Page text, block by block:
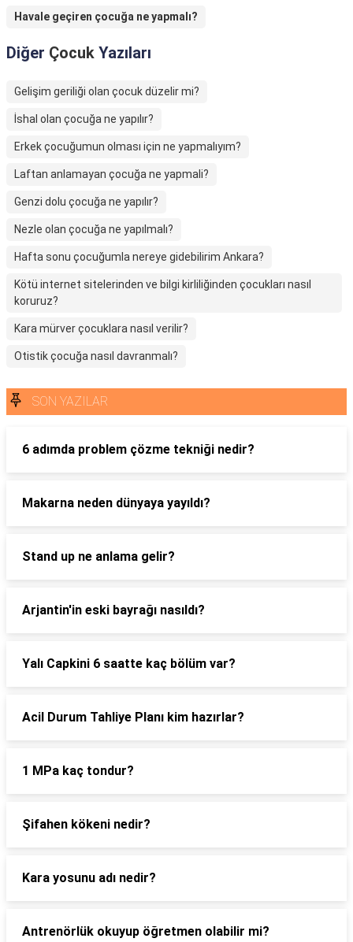
Havale geçiren çocuğa ne yapmalı?
Diğer Çocuk Yazıları
Gelişim geriliği olan çocuk düzelir mi?
İshal olan çocuğa ne yapılır?
Erkek çocuğumun olması için ne yapmalıyım?
Laftan anlamayan çocuğa ne yapmali?
Genzi dolu çocuğa ne yapılır?
Nezle olan çocuğa ne yapılmalı?
Hafta sonu çocuğumla nereye gidebilirim Ankara?
Kötü internet sitelerinden ve bilgi kirliliğinden çocukları nasıl
koruruz?
Kara mürver çocuklara nasıl verilir?
Otistik çocuğa nasıl davranmalı?
SON YAZILAR
6 adımda problem çözme tekniği nedir?
Makarna neden dünyaya yayıldı?
Stand up ne anlama gelir?
Arjantin'in eski bayrağı nasıldı?
Yalı Capkini 6 saatte kaç bölüm var?
Acil Durum Tahliye Planı kim hazırlar?
1 MPa kaç tondur?
Şifahen kökeni nedir?
Kara yosunu adı nedir?
Antrenörlük okuyup öğretmen olabilir mi?